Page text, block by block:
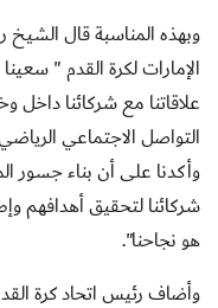
وبهذه المناسبة قال
الإمارات لكرة القدم "
علاقاتنا مع شركائنا داخل
التواصل الاجتماعي
وأكدنا على أن بناء جسور
شركائنا لتحقيق أهدافهم
هو نجاحنا".
وأضاف رئيس اتحاد كرة